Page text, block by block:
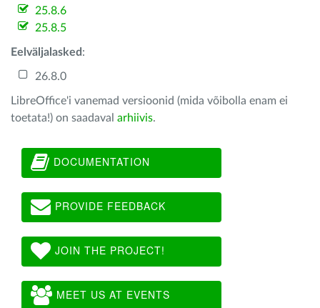
25.8.6
25.8.5
Eelväljalasked :
26.8.0
LibreOffice'i vanemad versioonid (mida võibolla enam ei
toetata!) on saadaval arhiivis.
DOCUMENTATION
PROVIDE FEEDBACK
JOIN THE PROJECT!
MEET US AT EVENTS